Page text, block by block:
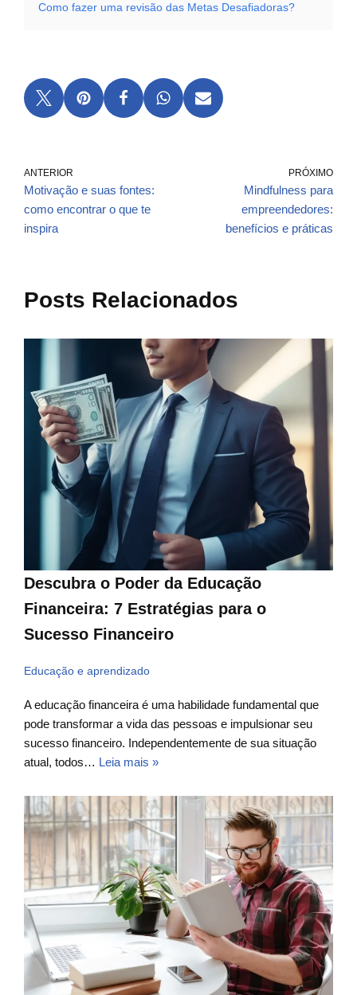
Como fazer uma revisão das Metas Desafiadoras?
ANTERIOR
Motivação e suas fontes:
como encontrar o que te
inspira
PRÓXIMO
Mindfulness para
empreendedores:
benefícios e práticas
Posts Relacionados
Descubra o Poder da Educação
Financeira: 7 Estratégias para o
Sucesso Financeiro
Educação e aprendizado
A educação financeira é uma habilidade fundamental que
pode transformar a vida das pessoas e impulsionar seu
sucesso financeiro. Independentemente de sua situação
atual, todos… Leia mais »